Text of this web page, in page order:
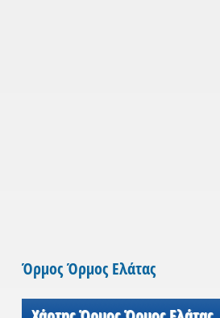
Όρμος Όρμος Ελάτας